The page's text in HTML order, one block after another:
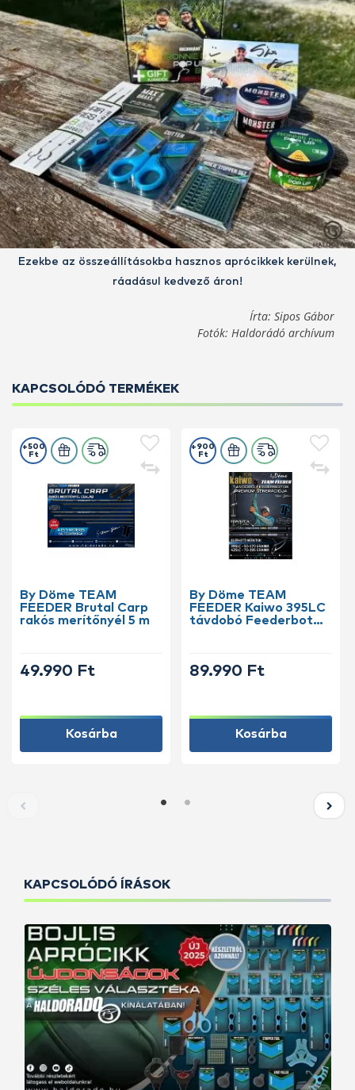
Ezekbe az összeállításokba hasznos aprócikkek kerülnek,
ráadásul kedvező áron!
Írta: Sipos Gábor
Fotók: Haldorádó archívum
KAPCSOLÓDÓ TERMÉKEK
By Döme TEAM
FEEDER Brutal Carp
rakós merítőnyél 5 m
+500
Ft
49.990 Ft
Kosárba
By Döme TEAM
FEEDER Kaiwo 395LC
távdobó Feederbot
+900
Ft
89.990 Ft
Kosárba
KAPCSOLÓDÓ ÍRÁSOK